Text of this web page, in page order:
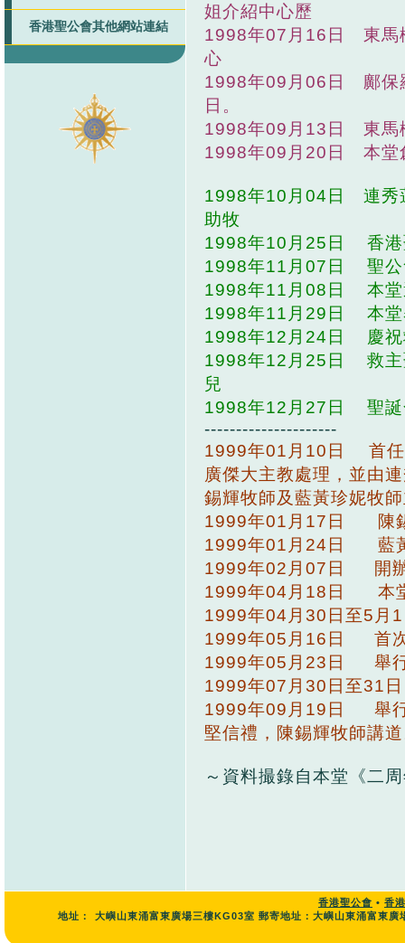
香港聖公會其他網站連結
姐介紹中心
1998年07月16日 東馬
心 內，繼
1998年09月06日 鄺保
日。
1998年09月13日 東馬
1998年09月20日 本堂
1998年10月04日 連秀
助牧 師推動
1998年10月25日 香港
1998年11月07日 聖公
1998年11月08日 本堂
1998年11月29日 本堂
1998年12月24日 慶祝
1998年12月25日 救主
兒 童、3
1998年12月27日 聖誕
---------------------
1999年01月10日 首任
廣傑大主教處理，並由
錫輝牧師及藍黃珍妮牧
1999年01月17日 陳錫
1999年01月24日 藍黃
1999年02月07日 開辦
1999年04月18日 本
1999年04月30日至5月
1999年05月16日 首次
1999年05月23日 舉行
1999年07月30日至31
1999年09月19日 舉行
堅信禮，陳錫輝牧師講
～資料撮錄自本堂《二
香港聖公會 • 香
地址：
大嶼山東涌富東廣場三樓KG03室 郵寄地址：大嶼山東涌富東